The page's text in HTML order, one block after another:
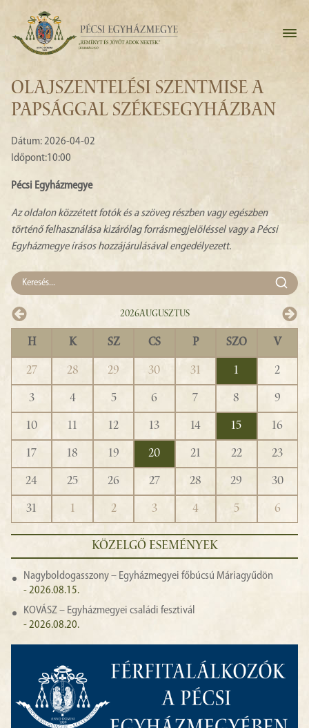
OLAJSZENTELÉSI SZENTMISE A
PAPSÁGGAL SZÉKESEGYHÁZBAN
Dátum: 2026-04-02
Időpont:10:00
Pécsi Egyházmegye
Az oldalon közzétett fotók és a szöveg részben vagy egészben
történő felhasználása kizárólag forrásmegjelöléssel vagy a Pécsi
Egyházmegye írásos hozzájárulásával engedélyezett.
2026Augusztus
H K SZ CS P SZO V
27 28 29 30 31 1
2
3
4 5 6 7 8
9
10
11 12 13 14 15
16
17
18 19 20 21 22
23
24
25 26 27 28 29
30
31
1 2 3 4 5 6
KÖZELGŐ ESEMÉNYEK
Nagyboldogasszony – Egyházmegyei főbúcsú Máriagyűdön
- 2026.08.15.
KOVÁSZ – Egyházmegyei családi fesztivál
- 2026.08.20.